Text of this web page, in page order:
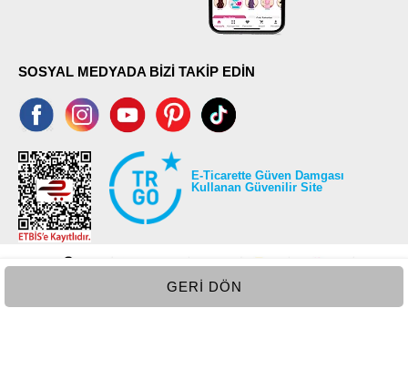
GERI DÖN
SOSYAL MEDYADA BİZİ TAKİP EDİN
E-Ticarette Güven Damgası
Kullanan Güvenilir Site